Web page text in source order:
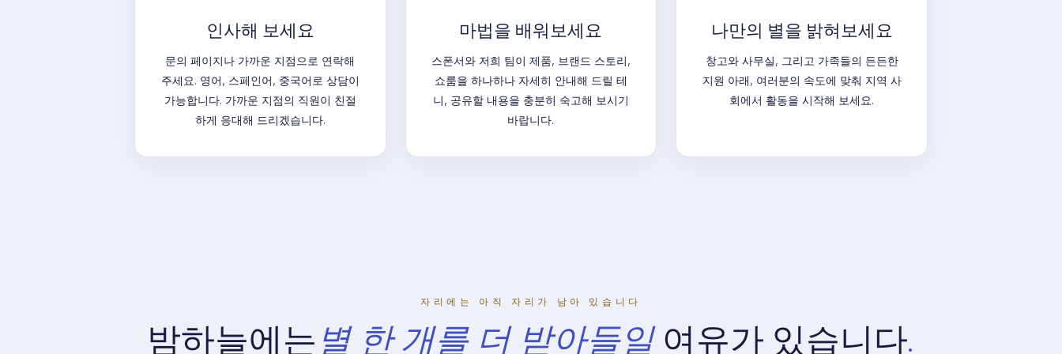
인사해 보세요
문의 페이지나 가까운 지점으로 연락해
주세요. 영어, 스페인어, 중국어로 상담이
가능합니다. 가까운 지점의 직원이 친절
하게 응대해 드리겠습니다.
마법을 배워보세요
스폰서와 저희 팀이 제품, 브랜드 스토리,
쇼룸을 하나하나 자세히 안내해 드릴 테
니, 공유할 내용을 충분히 숙고해 보시기
바랍니다.
나만의 별을 밝혀보세요
창고와 사무실, 그리고 가족들의 든든한
지원 아래, 여러분의 속도에 맞춰 지역 사
회에서 활동을 시작해 보세요.
자리에는 아직 자리가 남아 있습니다
밤하늘에는 별 한 개를 더 받아들일여유가 있습니다.